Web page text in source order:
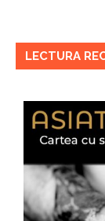
LECTURA